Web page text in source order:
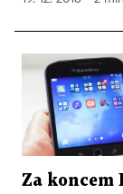
Za koncem